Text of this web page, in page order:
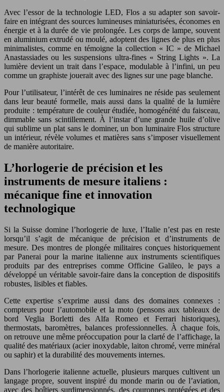
Avec l’essor de la technologie LED, Flos a su adapter son savoir-
faire en intégrant des sources lumineuses miniaturisées, économes en
énergie et à la durée de vie prolongée. Les corps de lampe, souvent
en aluminium extrudé ou moulé, adoptent des lignes de plus en plus
minimalistes, comme en témoigne la collection « IC » de Michael
Anastassiades ou les suspensions ultra-fines « String Lights ». La
lumière devient un trait dans l’espace, modulable à l’infini, un peu
comme un graphiste jouerait avec des lignes sur une page blanche.
Pour l’utilisateur, l’intérêt de ces luminaires ne réside pas seulement
dans leur beauté formelle, mais aussi dans la qualité de la lumière
produite : température de couleur étudiée, homogénéité du faisceau,
dimmable sans scintillement. À l’instar d’une grande huile d’olive
qui sublime un plat sans le dominer, un bon luminaire Flos structure
un intérieur, révèle volumes et matières sans s’imposer visuellement
de manière autoritaire.
L’horlogerie de précision et les
instruments de mesure italiens :
mécanique fine et innovation
technologique
Si la Suisse domine l’horlogerie de luxe, l’Italie n’est pas en reste
lorsqu’il s’agit de mécanique de précision et d’instruments de
mesure. Des montres de plongée militaires conçues historiquement
par Panerai pour la marine italienne aux instruments scientifiques
produits par des entreprises comme Officine Galileo, le pays a
développé un véritable savoir-faire dans la conception de dispositifs
robustes, lisibles et fiables.
Cette expertise s’exprime aussi dans des domaines connexes :
compteurs pour l’automobile et la moto (pensons aux tableaux de
bord Veglia Borletti des Alfa Romeo et Ferrari historiques),
thermostats, baromètres, balances professionnelles. À chaque fois,
on retrouve une même préoccupation pour la clarté de l’affichage, la
qualité des matériaux (acier inoxydable, laiton chromé, verre minéral
ou saphir) et la durabilité des mouvements internes.
Dans l’horlogerie italienne actuelle, plusieurs marques cultivent un
langage propre, souvent inspiré du monde marin ou de l’aviation,
avec des boîtiers surdimensionnés, des couronnes protégées et des